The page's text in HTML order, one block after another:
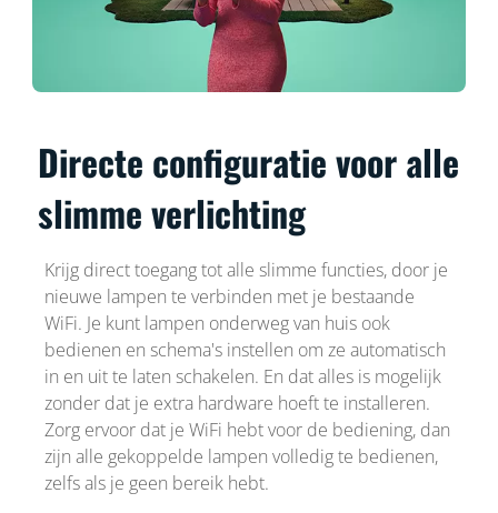
Directe configuratie voor alle
slimme verlichting
Krijg direct toegang tot alle slimme functies, door je
nieuwe lampen te verbinden met je bestaande
WiFi. Je kunt lampen onderweg van huis ook
bedienen en schema's instellen om ze automatisch
in en uit te laten schakelen. En dat alles is mogelijk
zonder dat je extra hardware hoeft te installeren.
Zorg ervoor dat je WiFi hebt voor de bediening, dan
zijn alle gekoppelde lampen volledig te bedienen,
zelfs als je geen bereik hebt.